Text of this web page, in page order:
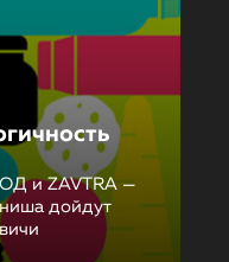
и ZAVTRA —
дойдут